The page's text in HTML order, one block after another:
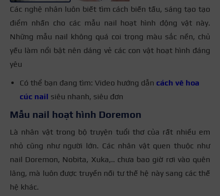
Các nghệ nhân luôn biết tìm cách biến tấu, sáng tạo tạo
điểm nhấn cho các mẫu nail hoạt hình động vật này.
Những mẫu nail không quá coi trọng màu sắc nền, chủ
yếu làm nổi bật nên dáng vẻ các con vật hoạt hình đáng
yêu
Có thể bạn đang tìm: Video hướng dẫn cách vẽ hoa
cúc nail siêu nhanh, siêu đơn
Mẫu nail hoạt hình Doremon
Là nhân vật trong bộ truyện tuổi thơ của rất nhiều em
nhỏ cũng như người lớn. Các nhân vật quen thuộc như
nail Doremon, Nobita, Xuka,.. chưa bao giờ rơi vào quên
lãng, mà luôn được truyền nối tư thế hệ này sang các thế
hệ khác.